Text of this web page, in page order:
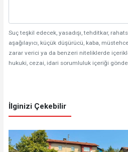
Suç teşkil edecek, yasadışı, tehditkar,
aşağılayıcı, küçük düşürücü, kaba,
zarar verici ya da benzeri niteliklerde
hukuki, cezai, idari sorumluluk içeriği
İlginizi Çekebilir